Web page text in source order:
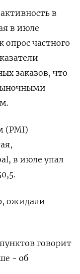
в
в июле
опрос частного
заказов, что
(PMI)
в июле упал
ожидали
говорит
- об